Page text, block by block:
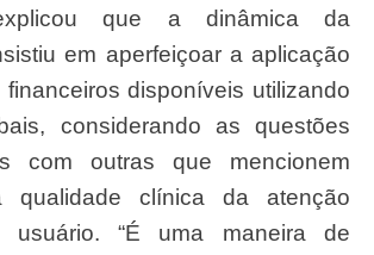
que a dinâmica da
em aperfeiçoar a aplicação
disponíveis utilizando
considerando as questões
com outras que mencionem
qualidade clínica da atenção
usuário. “É uma maneira de